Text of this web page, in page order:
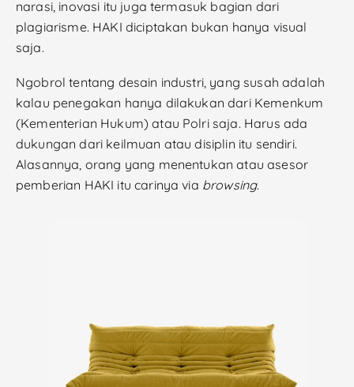
narasi, inovasi itu juga termasuk bagian dari
plagiarisme. HAKI diciptakan bukan hanya visual
saja.
Ngobrol tentang desain industri, yang susah adalah
kalau penegakan hanya dilakukan dari Kemenkum
(Kementerian Hukum) atau Polri saja. Harus ada
dukungan dari keilmuan atau disiplin itu sendiri.
Alasannya, orang yang menentukan atau asesor
pemberian HAKI itu carinya via browsing.